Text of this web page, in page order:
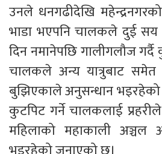
उनले धनगढीदेखि
भाडा भएपनि चालकले दुई सय
दिन नमानेपछि गालीगलौज
चालकले अन्य यात्रुबाट
बुझिएकाले अनुसन्धान भइरहेको
कुटपिट गर्ने चालकलाई
महिलाको महाकाली अञ्चल